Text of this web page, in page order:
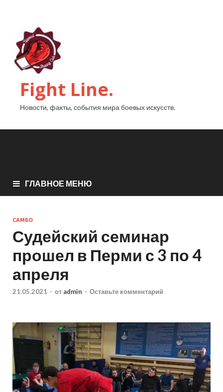
Fight Line.
Новости, факты, события мира боевых искусств.
ГЛАВНОЕ МЕНЮ
САМБО
Судейский семинар
прошел в Перми с 3 по 4
апреля
21.05.2021 - от admin - Оставьте комментарий